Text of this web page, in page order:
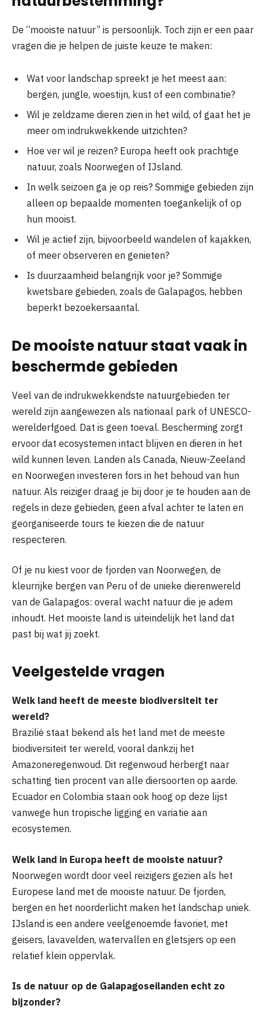
De “mooiste natuur” is persoonlijk. Toch zijn er een paar
vragen die je helpen de juiste keuze te maken:
Wat voor landschap spreekt je het meest aan:
bergen, jungle, woestijn, kust of een combinatie?
Wil je zeldzame dieren zien in het wild, of gaat het je
meer om indrukwekkende uitzichten?
Hoe ver wil je reizen? Europa heeft ook prachtige
natuur, zoals Noorwegen of IJsland.
In welk seizoen ga je op reis? Sommige gebieden zijn
alleen op bepaalde momenten toegankelijk of op
hun mooist.
Wil je actief zijn, bijvoorbeeld wandelen of kajakken,
of meer observeren en genieten?
Is duurzaamheid belangrijk voor je? Sommige
kwetsbare gebieden, zoals de Galapagos, hebben
beperkt bezoekersaantal.
De mooiste natuur staat vaak in
beschermde gebieden
Veel van de indrukwekkendste natuurgebieden ter
wereld zijn aangewezen als nationaal park of UNESCO-
werelderfgoed. Dat is geen toeval. Bescherming zorgt
ervoor dat ecosystemen intact blijven en dieren in het
wild kunnen leven. Landen als Canada, Nieuw-Zeeland
en Noorwegen investeren fors in het behoud van hun
natuur. Als reiziger draag je bij door je te houden aan de
regels in deze gebieden, geen afval achter te laten en
georganiseerde tours te kiezen die de natuur
respecteren.
Of je nu kiest voor de fjorden van Noorwegen, de
kleurrijke bergen van Peru of de unieke dierenwereld
van de Galapagos: overal wacht natuur die je adem
inhoudt. Het mooiste land is uiteindelijk het land dat
past bij wat jij zoekt.
Veelgestelde vragen
Welk land heeft de meeste biodiversiteit ter
wereld?
Brazilië staat bekend als het land met de meeste
biodiversiteit ter wereld, vooral dankzij het
Amazoneregenwoud. Dit regenwoud herbergt naar
schatting tien procent van alle diersoorten op aarde.
Ecuador en Colombia staan ook hoog op deze lijst
vanwege hun tropische ligging en variatie aan
ecosystemen.
Welk land in Europa heeft de mooiste natuur?
Noorwegen wordt door veel reizigers gezien als het
Europese land met de mooiste natuur. De fjorden,
bergen en het noorderlicht maken het landschap uniek.
IJsland is een andere veelgenoemde favoriet, met
geisers, lavavelden, watervallen en gletsjers op een
relatief klein oppervlak.
Is de natuur op de Galapagoseilanden echt zo
bijzonder?